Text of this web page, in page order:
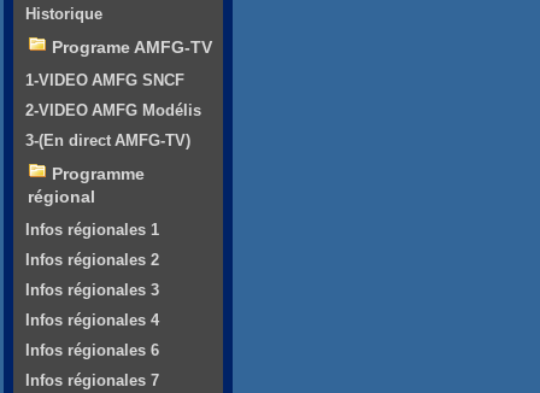
Historique
Programe AMFG-TV
1-VIDEO AMFG SNCF
2-VIDEO AMFG Modélis
3-(En direct AMFG-TV)
Programme
régional
Infos régionales 1
Infos régionales 2
Infos régionales 3
Infos régionales 4
Infos régionales 6
Infos régionales 7